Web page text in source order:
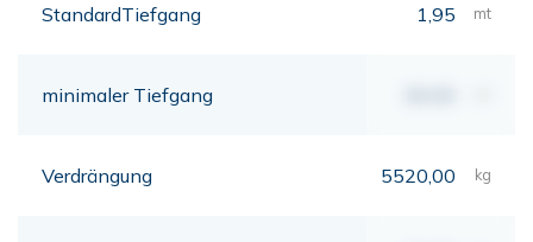
StandardTiefgang 1,95 mt
minimaler Tiefgang
Verdrängung 5520,00 kg